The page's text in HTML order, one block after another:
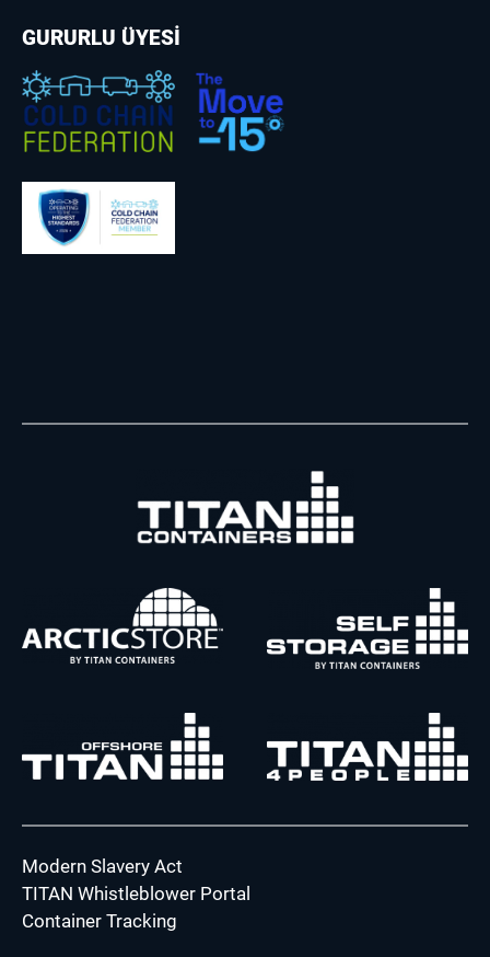
GURURLU ÜYESİ
Modern Slavery Act
TITAN Whistleblower Portal
Container Tracking